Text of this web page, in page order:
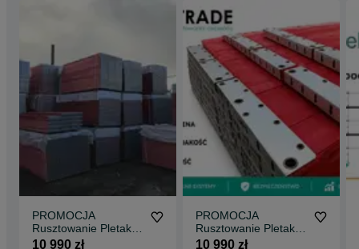
PROMOCJA
Rusztowanie Pletak
PLETTAC 195 m2
10 990 zł
PROMOCJA
Rusztowanie Pletak
200 m2 rusztowania
10 990 zł